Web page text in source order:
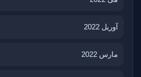
آوریل 2022
مارس 2022